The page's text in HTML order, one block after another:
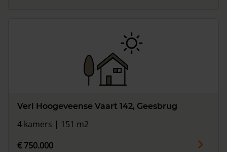
Verl Hoogeveense Vaart 142, Geesbrug
4 kamers | 151 m2
€ 750.000